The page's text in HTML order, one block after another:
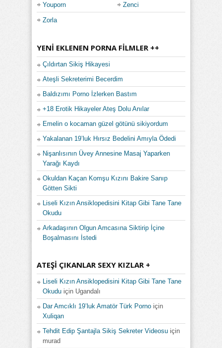
Youporn Zenci
Zorla
YENI EKLENEN PORNA FILMLER ++
Çıldırtan Sikiş Hikayesi
Ateşli Sekreterimi Becerdim
Baldızımı Porno İzlerken Bastım
+18 Erotik Hikayeler Ateş Dolu Anılar
Emelin o kocaman güzel götünü sikiyordum
Yakalanan 19’luk Hırsız Bedelini Amıyla Ödedi
Nişanlısının Üvey Annesine Masaj Yaparken
Yarağı Kaydı
Okuldan Kaçan Komşu Kızını Bakire Sanıp
Götten Sikti
Liseli Kızın Ansiklopedisini Kitap Gibi Tane Tane
Okudu
Arkadaşının Olgun Amcasına Siktirip İçine
Boşalmasını İstedi
ATEŞI ÇIKANLAR SEXY KIZLAR +
Liseli Kızın Ansiklopedisini Kitap Gibi Tane Tane
Okudu için Ugandalı
Dar Amcıklı 19’luk Amatör Türk Porno için
Xuliqan
Tehdit Edip Şantajla Sikiş Sekreter Videosu için
murad